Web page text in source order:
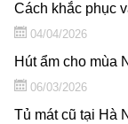
Cách khắc phục
04/04/2026
Hút ẩm cho mùa
06/03/2026
Tủ mát cũ tại Hà